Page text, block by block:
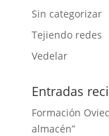
Sin categorizar
Tejiendo redes
Vedelar
Entradas
Formación
almacén”